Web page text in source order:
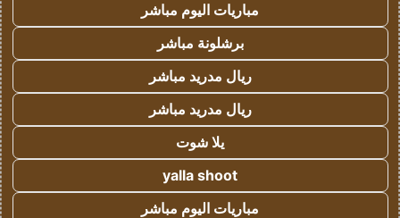
مباريات اليوم مباشر
برشلونة مباشر
ريال مدريد مباشر
ريال مدريد مباشر
يلا شوت
yalla shoot
مباريات اليوم مباشر